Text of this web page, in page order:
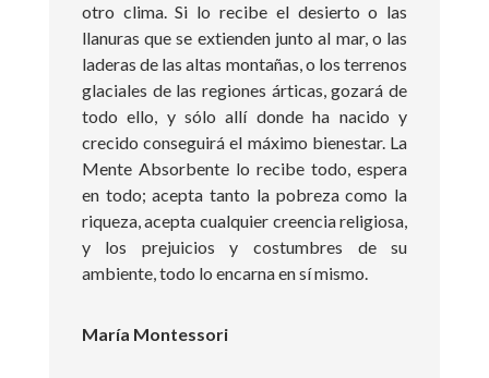
otro clima. Si lo recibe el desierto o las
llanuras que se extienden junto al mar, o las
laderas de las altas montañas, o los terrenos
glaciales de las regiones árticas, gozará de
todo ello, y sólo allí donde ha nacido y
crecido conseguirá el máximo bienestar. La
Mente Absorbente lo recibe todo, espera
en todo; acepta tanto la pobreza como la
riqueza, acepta cualquier creencia religiosa,
y los prejuicios y costumbres de su
ambiente, todo lo encarna en sí mismo.
María Montessori